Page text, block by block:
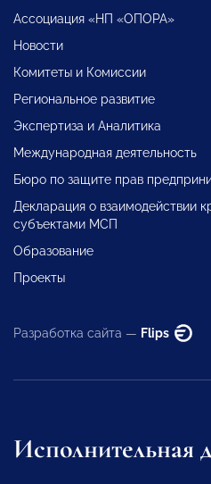
Ассоциация «НП «ОПОРА»
Новости
Комитеты и Комиссии
Региональное развитие
Экспертиза и Аналитика
Международная деятельность
Бюро по защите прав
Декларация о взаимодействии
субъектами МСП
Образование
Проекты
Разработка сайта — Flips
Исполнительная